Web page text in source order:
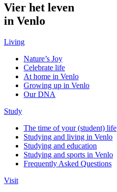
Vier het leven
in Venlo
Living
Nature’s Joy
Celebrate life
At home in Venlo
Growing up in Venlo
Our DNA
Study
The time of your (student) life
Studying and living in Venlo
Studying and education
Studying and sports in Venlo
Frequently Asked Questions
Visit